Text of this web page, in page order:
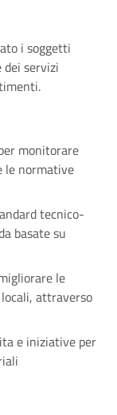
i soggetti
servizi
monitorare
le normative
tecnico-
basate su
le
attraverso
e iniziative per